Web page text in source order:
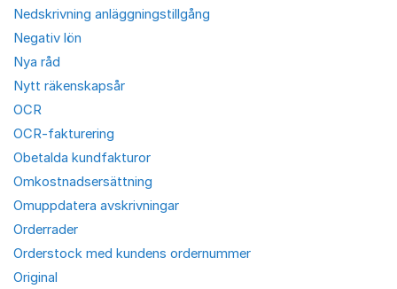
Nedskrivning anläggningstillgång
Negativ lön
Nya råd
Nytt räkenskapsår
OCR
OCR-fakturering
Obetalda kundfakturor
Omkostnadsersättning
Omuppdatera avskrivningar
Orderrader
Orderstock med kundens ordernummer
Original